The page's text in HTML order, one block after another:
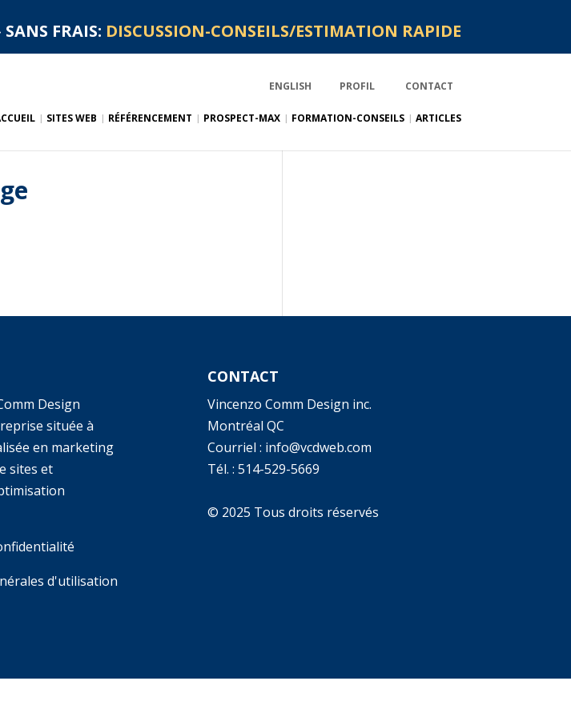
SANS FRAIS: DISCUSSION-CONSEILS/ESTIMATION RAPIDE
ENGLISH PROFIL CONTACT
SITES WEB RÉFÉRENCEMENT PROSPECT-MAX FORMATION-CONSEILS ARTICLES
Design
située à
en marketing
sites et
d'utilisation
CONTACT
Vincenzo Comm Design inc.
Montréal QC
Courriel : info@vcdweb.com
Tél. : 514-529-5669
© 2025 Tous droits réservés